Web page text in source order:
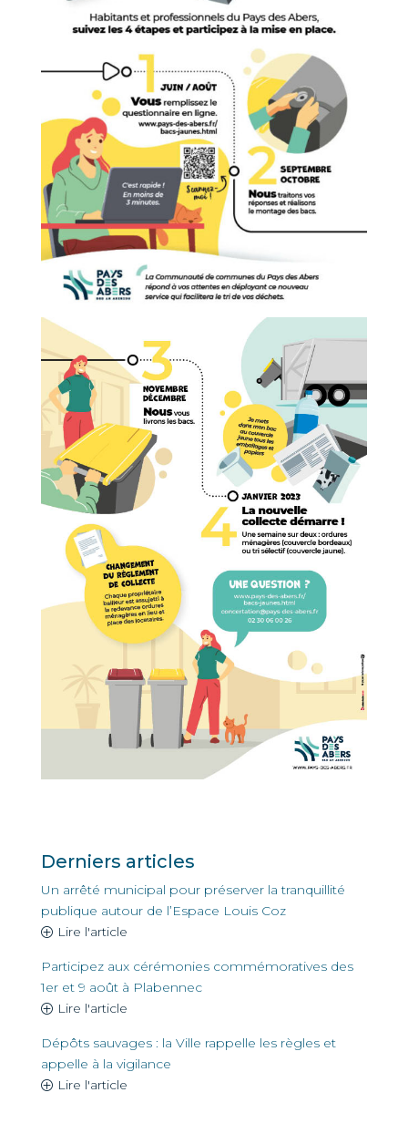
Derniers articles
Un arrêté municipal pour préserver la tranquillité
publique autour de l’Espace Louis Coz
Lire l'article
Participez aux cérémonies commémoratives des
1er et 9 août à Plabennec
Lire l'article
Dépôts sauvages : la Ville rappelle les règles et
appelle à la vigilance
Lire l'article